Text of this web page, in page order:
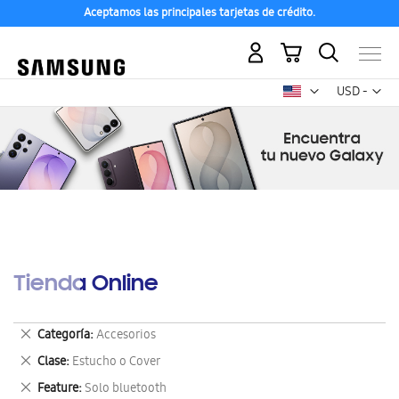
Aceptamos las principales tarjetas de crédito.
USD -
dólar
Mi carrito
Tienda Online
Categoría Accesorios
Eliminar
este
artículo
Clase Estucho o Cover
Eliminar
este
Feature Solo bluetooth
Eliminar